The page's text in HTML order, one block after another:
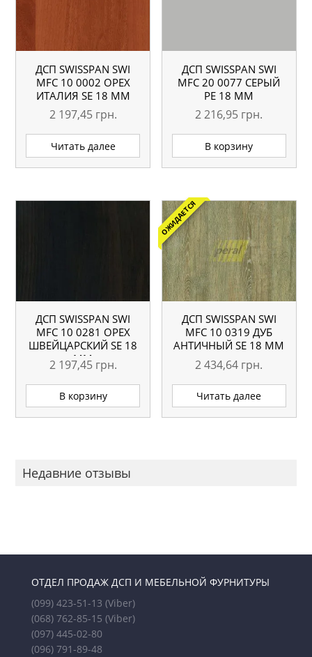
ДСП SWISSPAN SWI
MFC 10 0002 ОРЕХ
ИТАЛИЯ SE 18 ММ
2 197,45 грн.
Читать далее
ДСП SWISSPAN SWI
MFC 20 0077 СЕРЫЙ
PE 18 ММ
2 216,95 грн.
В корзину
ДСП SWISSPAN SWI
MFC 10 0281 ОРЕХ
ШВЕЙЦАРСКИЙ SE 18
ММ
2 197,45 грн.
В корзину
ОЖИДАЕТСЯ
ДСП SWISSPAN SWI
MFC 10 0319 ДУБ
АНТИЧНЫЙ SE 18 ММ
2 434,64 грн.
Читать далее
Недавние отзывы
ОТДЕЛ ПРОДАЖ ДСП И МЕБЕЛЬНОЙ ФУРНИТУРЫ
(099) 423-51-13 (Viber)
(068) 762-85-15 (Viber)
(097) 445-02-80
(096) 791-89-48